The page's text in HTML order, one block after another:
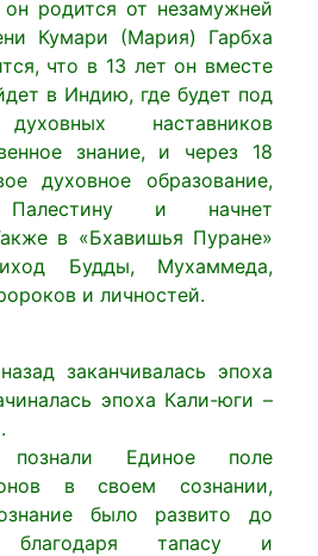
он родится от незамужней
Кумари (Мария) Гарбха
что в 13 лет он вместе
в Индию, где будет под
наставников
знание, и через 18
духовное образование,
и начнет
в «Бхавишья Пуране»
Будды, Мухаммеда,
и личностей.
заканчивалась эпоха
эпоха Кали-юги –
Единое поле
в своем сознании,
было развито до
благодаря тапасу и